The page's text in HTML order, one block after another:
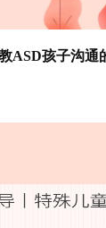
ASD孩子沟通